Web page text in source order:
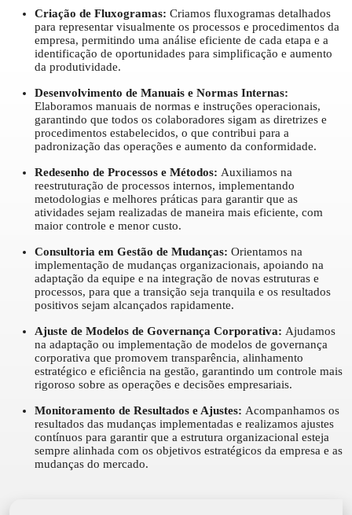
Criação de Fluxogramas: Criamos fluxogramas detalhados
para representar visualmente os processos e procedimentos da
empresa, permitindo uma análise eficiente de cada etapa e a
identificação de oportunidades para simplificação e aumento
da produtividade.
Desenvolvimento de Manuais e Normas Internas:
Elaboramos manuais de normas e instruções operacionais,
garantindo que todos os colaboradores sigam as diretrizes e
procedimentos estabelecidos, o que contribui para a
padronização das operações e aumento da conformidade.
Redesenho de Processos e Métodos: Auxiliamos na
reestruturação de processos internos, implementando
metodologias e melhores práticas para garantir que as
atividades sejam realizadas de maneira mais eficiente, com
maior controle e menor custo.
Consultoria em Gestão de Mudanças: Orientamos na
implementação de mudanças organizacionais, apoiando na
adaptação da equipe e na integração de novas estruturas e
processos, para que a transição seja tranquila e os resultados
positivos sejam alcançados rapidamente.
Ajuste de Modelos de Governança Corporativa: Ajudamos
na adaptação ou implementação de modelos de governança
corporativa que promovem transparência, alinhamento
estratégico e eficiência na gestão, garantindo um controle mais
rigoroso sobre as operações e decisões empresariais.
Monitoramento de Resultados e Ajustes: Acompanhamos os
resultados das mudanças implementadas e realizamos ajustes
contínuos para garantir que a estrutura organizacional esteja
sempre alinhada com os objetivos estratégicos da empresa e as
mudanças do mercado.